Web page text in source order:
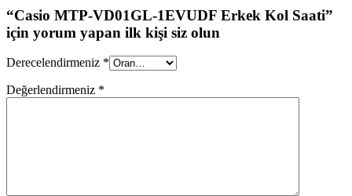
“Casio MTP-VD01GL-1EVUDF Erkek Kol Saati”
için yorum yapan ilk kişi siz olun
Derecelendirmeniz *
Değerlendirmeniz *